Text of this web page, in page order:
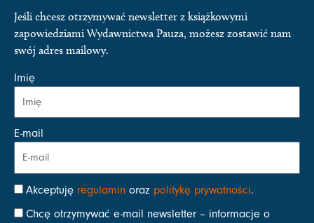
Jeśli chcesz otrzymywać newsletter z książkowymi
zapowiedziami Wydawnictwa Pauza, możesz zostawić nam
swój adres mailowy.
Imię
E-mail
Akceptuję regulamin oraz politykę prywatności.
Chcę otrzymywać e-mail newsletter – informacje o